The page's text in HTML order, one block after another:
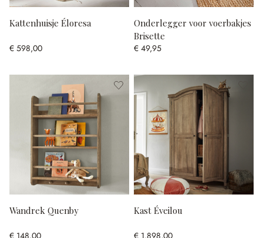
Kattenhuisje Éloresa
€ 598,00
Onderlegger voor voerbakjes
Brisette
€ 49,95
Wandrek Quenby
€ 148,00
Kast Éveilou
€ 1.898,00